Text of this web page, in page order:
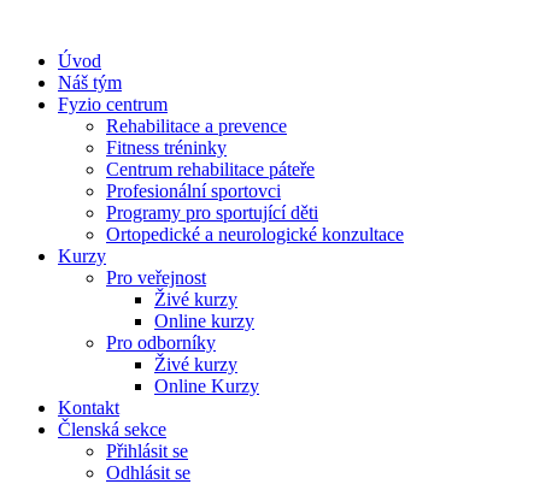
Úvod
Náš tým
Fyzio centrum
Rehabilitace a prevence
Fitness tréninky
Centrum rehabilitace páteře
Profesionální sportovci
Programy pro sportující děti
Ortopedické a neurologické konzultace
Kurzy
Pro veřejnost
Živé kurzy
Online kurzy
Pro odborníky
Živé kurzy
Online Kurzy
Kontakt
Členská sekce
Přihlásit se
Odhlásit se